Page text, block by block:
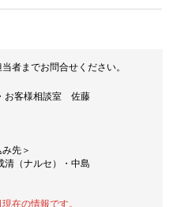
者までお問合せください。
お客様相談室 佐藤
先＞
（ナルセ）・中島
在の情報です。